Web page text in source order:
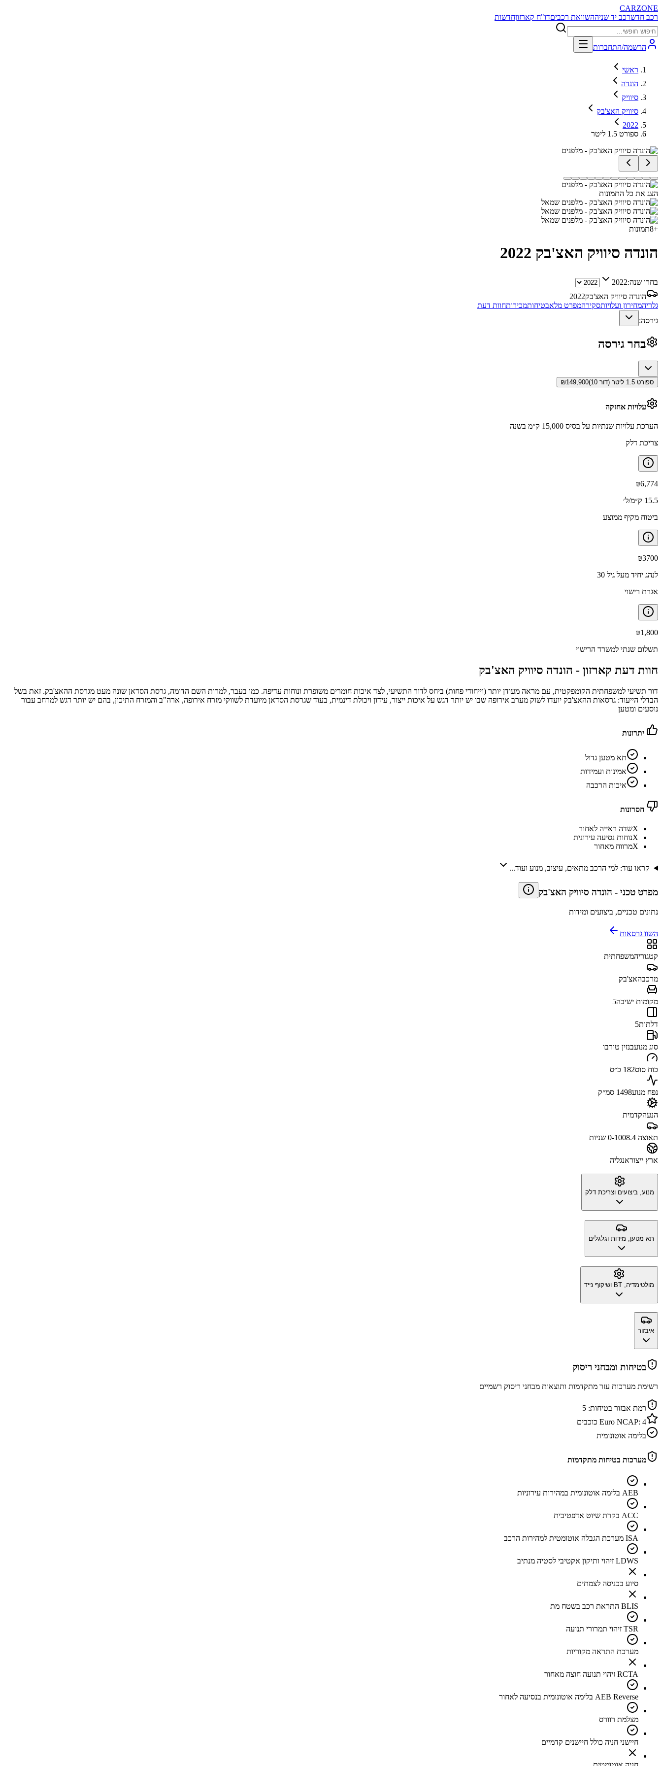
CARZONE
רכב חדשרכב יד שניההשוואת רכביםדו"ח קארזוןחדשות
הרשמה/התחברות
ראשי
הונדה
סיוויק
סיוויק האצ'בק
2022
ספורט 1.5 ליטר
הצג את כל התמונות
+
8תמונות
הונדה סיוויק האצ'בק 2022
בחרו שנה:2022
הונדה סיוויק האצ'בק2022
גלריהמחירון ועלויותסקירהמפרט מלאבטיחותמכירותחוות דעת
גירסה:
בחר גירסה
ספורט 1.5 ליטר (דור 10) ₪149,900
עלויות אחזקה
הערכת עלויות שנתיות על בסיס 15,000 ק״מ בשנה
צריכת דלק
₪6,774
15.5 ק״מ/ל׳
ביטוח מקיף ממוצע
₪3700
לנהג יחיד מעל גיל 30
אגרת רישוי
₪1,800
תשלום שנתי למשרד הרישוי
חוות דעת קארזון - הונדה סיוויק האצ'בק
דור תשיעי למשפחתית הקומפקטית, עם מראה מעודן יותר (וייחודי פחות) ביחס לדור התשיעי, לצד איכות חומרים משופרת ונוחות עדיפה. כמו בעבר, למרות השם הדומה, גרסת הסדאן שונה מעט מגרסת ההאצ'בק. זאת בשל
הבדלי הייעוד: גרסאות ההאצ'בק יועדו לשוק מערב אירופה שבו יש יותר דגש על איכות ייצור, עידון ויכולת דינמית, בעוד שגרסת הסדאן מיועדת לשווקי מזרח אירופה, ארה"ב והמזרח התיכון, בהם יש יותר דגש למרחב עבור
נוסעים ומטען
יתרונות
תא מטען גדול
אמינות ועמידות
איכות הרכבה
חסרונות
Xשדה ראייה לאחור
Xנוחות נסיעה עירונית
Xמרווח מאחור
קראו עוד: למי הרכב מתאים, עיצוב, מנוע ועוד...
מפרט טכני - הונדה סיוויק האצ'בק
נתונים טכניים, ביצועים ומידות
השוו גרסאות
קטגוריהמשפחתית
מרכבהאצ'בק
מקומות ישיבה5
דלתות5
סוג מנועבנזין טורבו
כוח סוס182 כ״ס
נפח מנוע1498 סמ״ק
הנעהקדמית
תאוצה 0-100 8.4 שניות
ארץ ייצוראנגליה
מנוע, ביצועים וצריכת דלק
תא מטען, מידות וגלגלים
מולטימדיה, BT ושיקוף נייד
איבזור
בטיחות ומבחני ריסוק
רשימת מערכות עזר מתקדמות ותוצאות מבחני ריסוק רשמיים
רמת אבזור בטיחות: 5
Euro NCAP: 4
כוכבים
בלימה אוטונומית
מערכות בטיחות מתקדמות
AEB בלימה אוטונומית במהירות עירוניות
ACC בקרת שיוט אדפטיבית
ISA מערכת הגבלה אוטומטית למהירות הרכב
LDWS זיהוי ותיקון אקטיבי לסטיה מנתיב
סיוע בכניסה לצמתים
BLIS התראת רכב בשטח מת
TSR זיהוי תמרורי תנועה
מערכת התראה מקוריות
RCTA זיהוי תנועה חוצה מאחור
AEB Reverse בלימה אוטונומית בנסיעה לאחור
מצלמת רוורס
חיישני חניה כולל חיישנים קדמיים